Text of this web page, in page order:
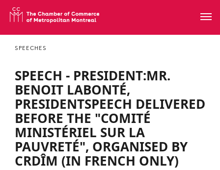
SPEECHES
SPEECH - PRESIDENT:MR.
BENOIT LABONTÉ,
PRESIDENTSPEECH DELIVERED
BEFORE THE "COMITÉ
MINISTÉRIEL SUR LA
PAUVRETÉ", ORGANISED BY
CRDÎM (IN FRENCH ONLY)